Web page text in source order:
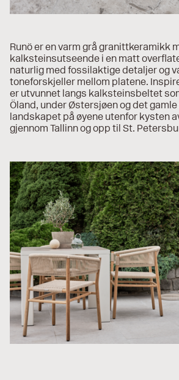
Runö er en varm grå granittkeramikk
kalksteinsutseende i en matt
naturlig med fossilaktige detaljer og
toneforskjeller mellom platene.
er utvunnet langs kalksteinsbeltet
Öland, under Østersjøen og det
landskapet på øyene utenfor kysten
gjennom Tallinn og opp til St.